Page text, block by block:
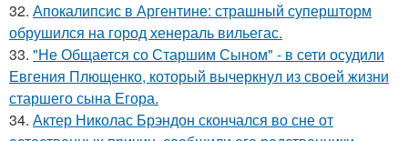
32. Апокалипсис в Аргентине: страшный супершторм
обрушился на город хенераль вильегас.
33. "Не Общается со Старшим Сыном" - в сети осудили
Евгения Плющенко, который вычеркнул из своей жизни
старшего сына Егора.
34. Актер Николас Брэндон скончался во сне от